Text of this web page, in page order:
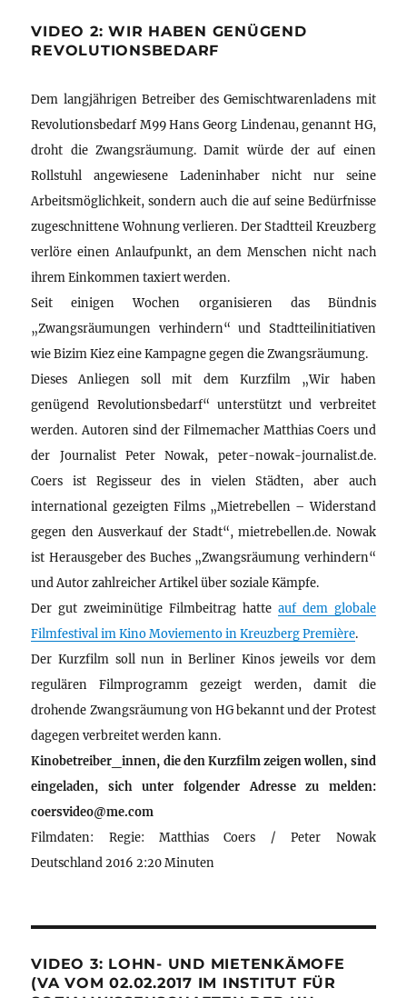
VIDEO 2: WIR HABEN GENÜGEND
REVOLUTIONSBEDARF
Dem langjährigen Betreiber des Gemischtwarenladens mit
Revolutionsbedarf M99 Hans Georg Lindenau, genannt HG,
droht die Zwangsräumung. Damit würde der auf einen
Rollstuhl angewiesene Ladeninhaber nicht nur seine
Arbeitsmöglichkeit, sondern auch die auf seine Bedürfnisse
zugeschnittene Wohnung verlieren. Der Stadtteil Kreuzberg
verlöre einen Anlaufpunkt, an dem Menschen nicht nach
ihrem Einkommen taxiert werden.
Seit einigen Wochen organisieren das Bündnis
„Zwangsräumungen verhindern“ und Stadtteilinitiativen
wie Bizim Kiez eine Kampagne gegen die Zwangsräumung.
Dieses Anliegen soll mit dem Kurzfilm „Wir haben
genügend Revolutionsbedarf“ unterstützt und verbreitet
werden. Autoren sind der Filmemacher Matthias Coers und
der Journalist Peter Nowak, peter-nowak-journalist.de.
Coers ist Regisseur des in vielen Städten, aber auch
international gezeigten Films „Mietrebellen – Widerstand
gegen den Ausverkauf der Stadt“, mietrebellen.de. Nowak
ist Herausgeber des Buches „Zwangsräumung verhindern“
und Autor zahlreicher Artikel über soziale Kämpfe.
Der gut zweiminütige Filmbeitrag hatte auf dem globale
Filmfestival im Kino Moviemento in Kreuzberg Première.
Der Kurzfilm soll nun in Berliner Kinos jeweils vor dem
regulären Filmprogramm gezeigt werden, damit die
drohende Zwangsräumung von HG bekannt und der Protest
dagegen verbreitet werden kann.
Kinobetreiber_innen, die den Kurzfilm zeigen wollen, sind
eingeladen, sich unter folgender Adresse zu melden:
coersvideo@me.com
Filmdaten: Regie: Matthias Coers / Peter Nowak
Deutschland 2016 2:20 Minuten
VIDEO 3: LOHN- UND MIETENKÄMOFE
(VA VOM 02.02.2017 IM INSTITUT FÜR